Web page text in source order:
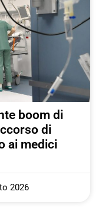
boom di
di
ai medici
2026